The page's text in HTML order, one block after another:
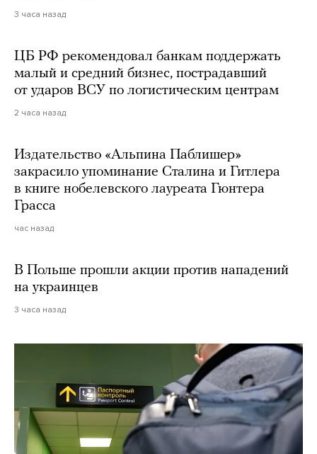
3 часа назад
ЦБ РФ рекомендовал банкам поддержать
малый и средний бизнес, пострадавший
от ударов ВСУ по логистическим центрам
2 часа назад
Издательство «Альпина Паблишер»
закрасило упоминание Сталина и Гитлера
в книге нобелевского лауреата Гюнтера
Грасса
час назад
В Польше прошли акции против нападений
на украинцев
3 часа назад